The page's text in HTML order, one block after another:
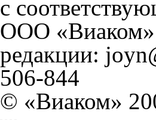
с
ООО
редакции:
506-844
© «Виаком»